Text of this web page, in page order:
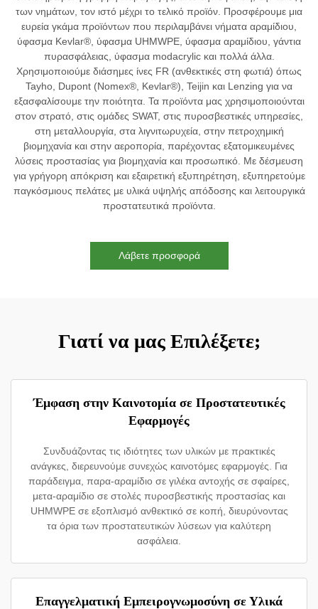
των νημάτων, τον ιστό μέχρι το τελικό προϊόν. Προσφέρουμε μια
ευρεία γκάμα προϊόντων που περιλαμβάνει νήματα αραμίδιου,
ύφασμα Kevlar®, ύφασμα UHMWPE, ύφασμα αραμίδιου, γάντια
πυρασφάλειας, ύφασμα modacrylic και πολλά άλλα.
Χρησιμοποιούμε διάσημες ίνες FR (ανθεκτικές στη φωτιά) όπως
Tayho, Dupont (Nomex®, Kevlar®), Teijin και Lenzing για να
εξασφαλίσουμε την ποιότητα. Τα προϊόντα μας χρησιμοποιούνται
στον στρατό, στις ομάδες SWAT, στις πυροσβεστικές υπηρεσίες,
στη μεταλλουργία, στα λιγνιτωρυχεία, στην πετροχημική
βιομηχανία και στην αεροπορία, παρέχοντας εξατομικευμένες
λύσεις προστασίας για βιομηχανία και προσωπικό. Με δέσμευση
για γρήγορη απόκριση και εξαιρετική εξυπηρέτηση, εξυπηρετούμε
παγκόσμιους πελάτες με υλικά υψηλής απόδοσης και λειτουργικά
προστατευτικά προϊόντα.
Λάβετε προσφορά
Γιατί να μας Επιλέξετε;
Έμφαση στην Καινοτομία σε Προστατευτικές
Εφαρμογές
Συνδυάζοντας τις ιδιότητες των υλικών με πρακτικές
ανάγκες, διερευνούμε συνεχώς καινοτόμες εφαρμογές. Για
παράδειγμα, παρα-αραμίδιο σε γιλέκα αντοχής σε σφαίρες,
μετα-αραμίδιο σε στολές πυροσβεστικής προστασίας και
UHMWPE σε εξοπλισμό ανθεκτικό σε κοπή, διευρύνοντας
τα όρια των προστατευτικών λύσεων για καλύτερη
ασφάλεια.
Επαγγελματική Εμπειρογνωμοσύνη σε Υλικά